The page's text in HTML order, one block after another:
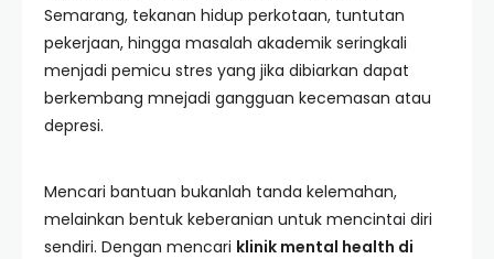
Semarang, tekanan hidup perkotaan, tuntutan
pekerjaan, hingga masalah akademik seringkali
menjadi pemicu stres yang jika dibiarkan dapat
berkembang mnejadi gangguan kecemasan atau
depresi.
Mencari bantuan bukanlah tanda kelemahan,
melainkan bentuk keberanian untuk mencintai diri
sendiri. Dengan mencari klinik mental health di